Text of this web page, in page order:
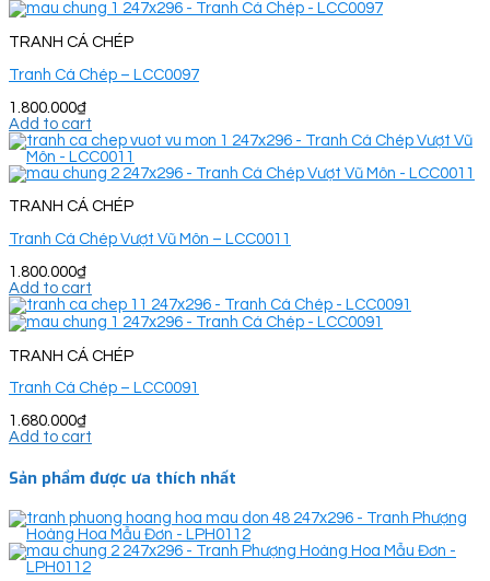
TRANH CÁ CHÉP
Tranh Cá Chép – LCC0097
1.800.000₫
Add to cart
TRANH CÁ CHÉP
Tranh Cá Chép Vượt Vũ Môn – LCC0011
1.800.000₫
Add to cart
TRANH CÁ CHÉP
Tranh Cá Chép – LCC0091
1.680.000₫
Add to cart
Sản phẩm được ưa thích nhất